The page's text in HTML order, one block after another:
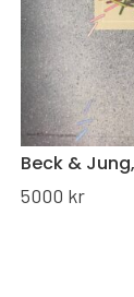
Beck &
5000 kr